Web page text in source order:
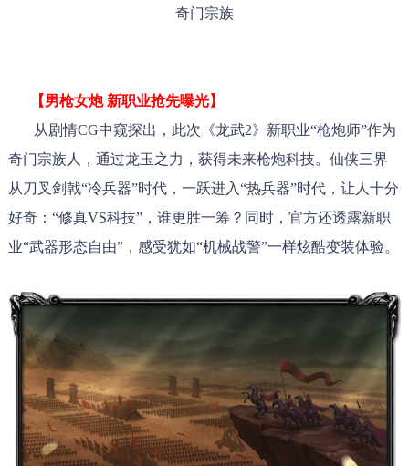
奇门宗族
【男枪女炮 新职业抢先曝光】
从剧情CG中窥探出，此次《龙武2》新职业“枪炮师”作为
奇门宗族人，通过龙玉之力，获得未来枪炮科技。仙侠三界
从刀叉剑戟“冷兵器”时代，一跃进入“热兵器”时代，让人十分
好奇：“修真VS科技”，谁更胜一筹？同时，官方还透露新职
业“武器形态自由”，感受犹如“机械战警”一样炫酷变装体验。